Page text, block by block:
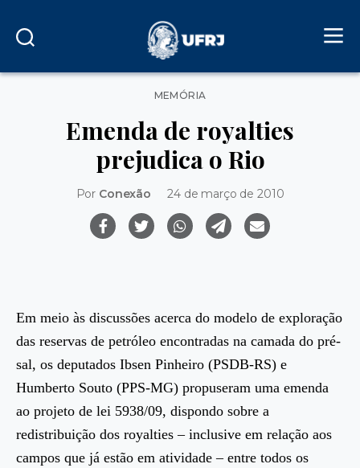
Categorias
MEMÓRIA
Emenda de royalties
prejudica o Rio
Por Conexão 24 de março de 2010
Em meio às discussões acerca do modelo de exploração
das reservas de petróleo encontradas na camada do pré-
sal, os deputados Ibsen Pinheiro (PSDB-RS) e
Humberto Souto (PPS-MG) propuseram uma emenda
ao projeto de lei 5938/09, dispondo sobre a
redistribuição dos royalties – inclusive em relação aos
campos que já estão em atividade – entre todos os